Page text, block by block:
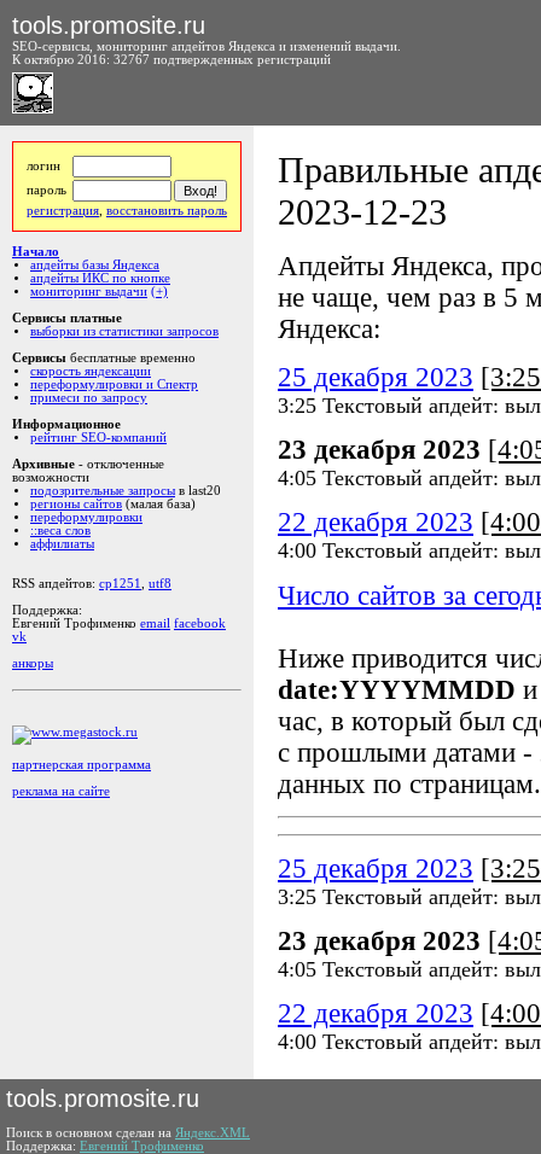
tools.promosite.ru
SEO-сервисы, мониторинг апдейтов Яндекса и изменений выдачи.
К октябрю 2016: 32767 подтвержденных регистраций
логин
пароль
регистрация восстановить пароль
Начало
апдейты базы Яндекса
апдейты ИКС по кнопке
мониторинг выдачи (+)
Сервисы платные
выборки из статистики запросов
Сервисы бесплатные временно
скорость яндексации
переформулировки и Спектр
примеси по запросу
Информационное
рейтинг SEO-компаний
Архивные - отключенные
возможности
подозрительные запросы в last20
регионы сайтов (малая база)
переформулировки
::веса слов
аффилиаты
RSS апдейтов: cp1251
utf8
Поддержка:
Евгений Трофименко email facebook
vk
анкоры
партнерская программа
реклама на сайте
Правильные
2023-12-23
Апдейты Яндекса,
не чаще, чем раз в 5
Яндекса:
25 декабря 2023
3:25 Текстовый апдейт:
23 декабря 2023
4:05 Текстовый апдейт:
22 декабря 2023
4:00 Текстовый апдейт:
Число сайтов за
Ниже приводится
date:YYYYMMDD
час, в который был
с прошлыми датами -
данных по страницам.
25 декабря 2023
3:25 Текстовый апдейт:
23 декабря 2023
4:05 Текстовый апдейт:
22 декабря 2023
4:00 Текстовый апдейт:
tools.promosite.ru
Поиск в основном сделан на Яндекс.XML
Поддержка: Евгений Трофименко